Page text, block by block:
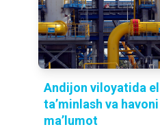
Andijon viloyatida
ta’minlash va
ma’lumot